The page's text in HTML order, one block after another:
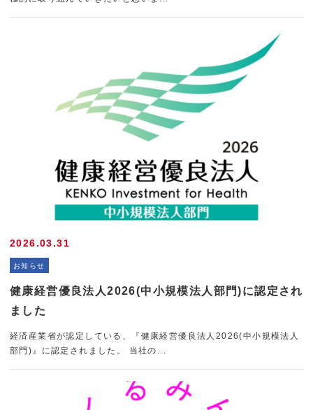
2026.03.31
お知らせ
健康経営優良法人2026(中小規模法人部門)に認定され
ました
経済産業省が認定している、『健康経営優良法人2026(中小規模法人
部門)』に認定されました。 当社の...